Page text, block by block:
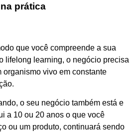
prática
que você compreende a sua
lifelong learning, o negócio precisa
organismo vivo em constante
o seu negócio também está e
a 10 ou 20 anos o que você
ou um produto, continuará sendo